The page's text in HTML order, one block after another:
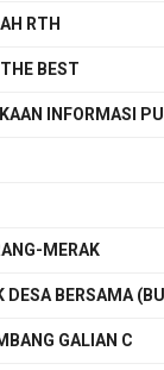
RTH
BEST
INFORMASI
MERAK
DESA BERSAMA
GALIAN C